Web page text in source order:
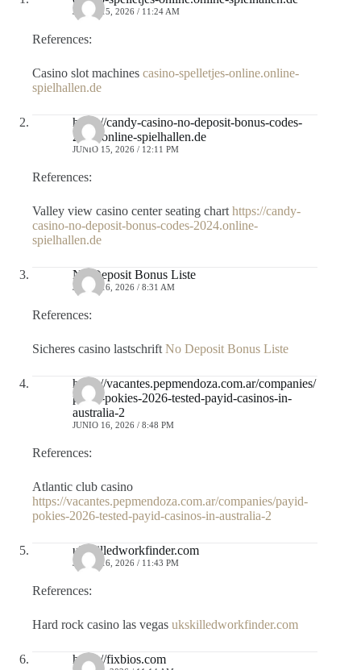
JUNIO 15, 2026 / 11:24 AM
References:
Casino slot machines casino-spelletjes-online.online-
spielhallen.de
https://candy-casino-no-deposit-bonus-codes-
2024.online-spielhallen.de
JUNIO 15, 2026 / 12:11 PM
References:
Valley view casino center seating chart https://candy-
casino-no-deposit-bonus-codes-2024.online-
spielhallen.de
No Deposit Bonus Liste
JUNIO 16, 2026 / 8:31 AM
References:
Sicheres casino lastschrift No Deposit Bonus Liste
https://vacantes.pepmendoza.com.ar/companies/
payid-pokies-2026-tested-payid-casinos-in-
australia-2
JUNIO 16, 2026 / 8:48 PM
References:
Atlantic club casino
https://vacantes.pepmendoza.com.ar/companies/payid-
pokies-2026-tested-payid-casinos-in-australia-2
ukskilledworkfinder.com
JUNIO 16, 2026 / 11:43 PM
References:
Hard rock casino las vegas ukskilledworkfinder.com
https://fixbios.com